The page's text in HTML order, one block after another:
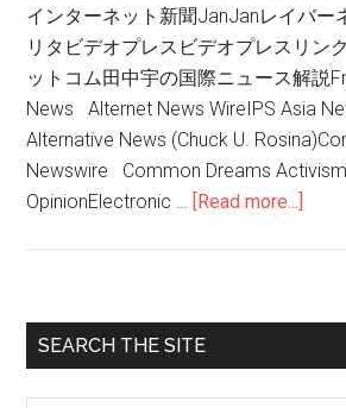
インターネット新聞JanJanレイバー
リタビデオプレスビデオプレスリン
ットコム田中宇の国際ニュース解説
News Alternet News WireIPS Asia
Alternative News (Chuck U.
Newswire Common Dreams
OpinionElectronic … [Read more...]
/
Primary
Sidebar
SEARCH THE SITE